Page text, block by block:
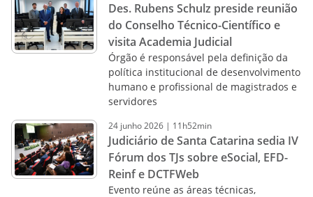
Des. Rubens Schulz preside reunião
do Conselho Técnico-Científico e
visita Academia Judicial
Órgão é responsável pela definição da
política institucional de desenvolvimento
humano e profissional de magistrados e
servidores
24 junho2026 | 11h52min
Judiciário de Santa Catarina sedia IV
Fórum dos TJs sobre eSocial, EFD-
Reinf e DCTFWeb
Evento reúne as áreas técnicas,